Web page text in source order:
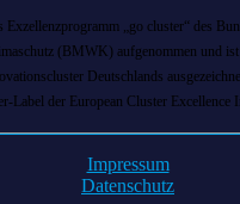
„go cluster“ des
(BMWK) aufgenommen und ist
Deutschlands
Label der European Cluster Excellence
Impressum
Datenschutz